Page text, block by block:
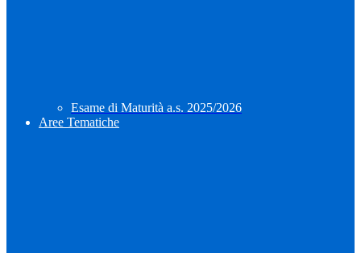
Esame di Maturità a.s. 2025/2026
Aree Tematiche